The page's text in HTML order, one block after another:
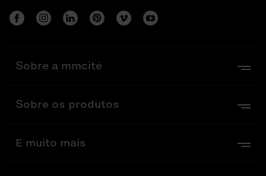
Sobre a mmcité
Sobre os produtos
E muito mais